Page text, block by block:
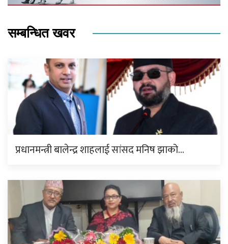
सम्बन्धित खवर
प्रधानमन्त्री बालेन्द्र शाहलाई सांसद मनिष झाको…